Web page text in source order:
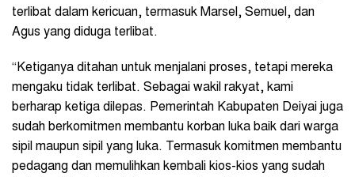
terlibat dalam kericuan, termasuk Marsel, Semuel, dan
Agus yang diduga terlibat.
“Ketiganya ditahan untuk menjalani proses, tetapi mereka
mengaku tidak terlibat. Sebagai wakil rakyat, kami
berharap ketiga dilepas. Pemerintah Kabupaten Deiyai juga
sudah berkomitmen membantu korban luka baik dari warga
sipil maupun sipil yang luka. Termasuk komitmen membantu
pedagang dan memulihkan kembali kios-kios yang sudah